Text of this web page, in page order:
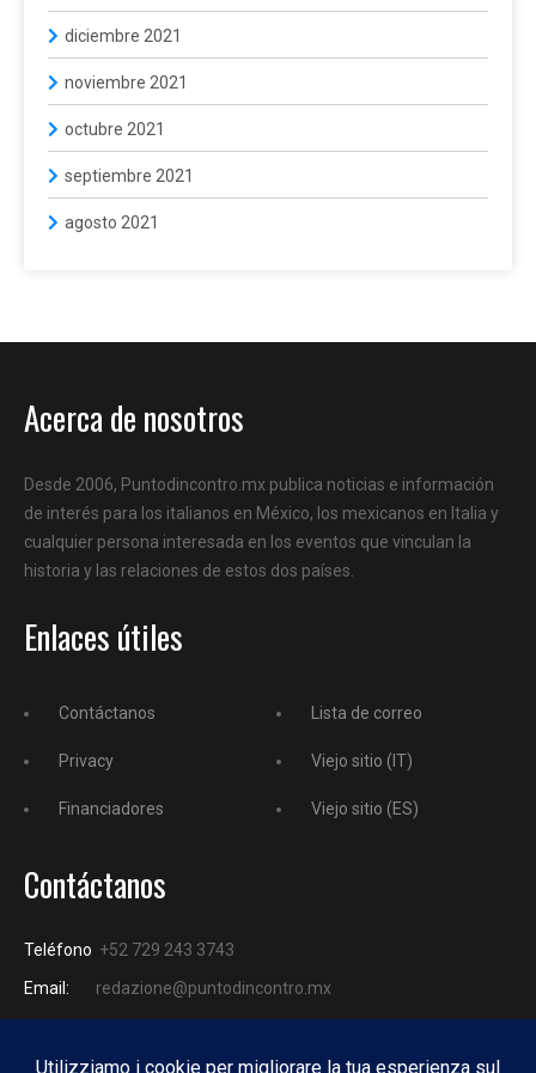
diciembre 2021
noviembre 2021
octubre 2021
septiembre 2021
agosto 2021
Acerca de nosotros
Desde 2006, Puntodincontro.mx publica noticias e información
de interés para los italianos en México, los mexicanos en Italia y
cualquier persona interesada en los eventos que vinculan la
historia y las relaciones de estos dos países.
Enlaces útiles
Contáctanos
Privacy
Financiadores
Lista de correo
Viejo sitio (IT)
Viejo sitio (ES)
Contáctanos
Teléfono +52 729 243 3743
Email:
redazione@puntodincontro.mx